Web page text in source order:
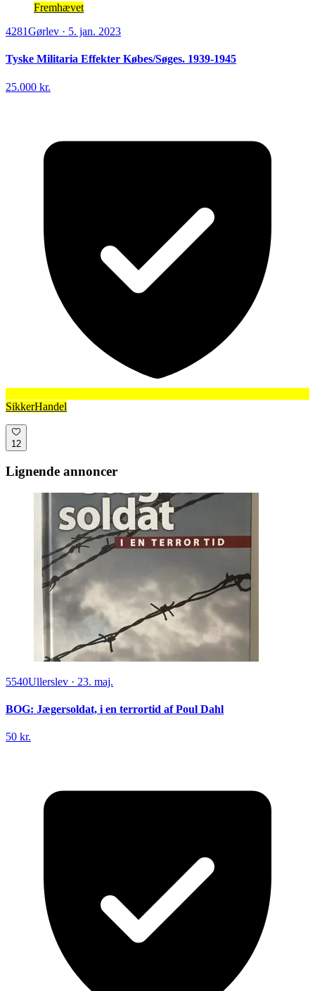
Fremhævet
4281Gørlev · 5. jan. 2023
Tyske Militaria Effekter Købes/Søges. 1939-1945
25.000 kr.
SikkerHandel
12
Lignende annoncer
5540Ullerslev · 23. maj.
BOG: Jægersoldat, i en terrortid af Poul Dahl
50 kr.